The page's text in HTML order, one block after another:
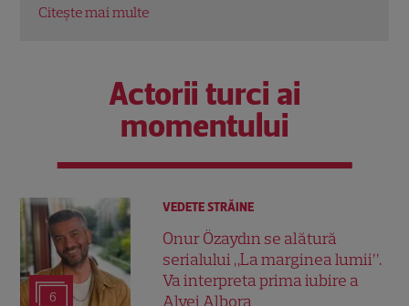
Actorii turci ai
momentului
6
VEDETE STRĂINE
Onur Özaydın se alătură
serialului „La marginea lumii”.
Va interpreta prima iubire a
Alyei Albora